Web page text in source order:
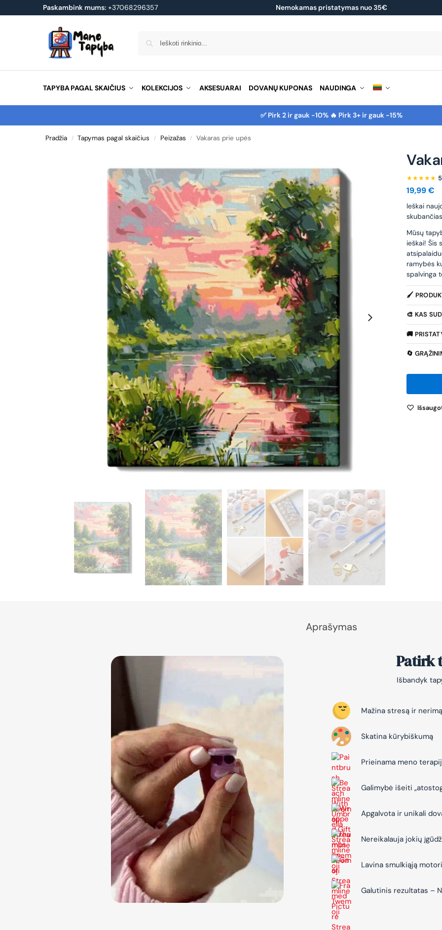
Paskambink mums: +37068296357 Nemokamas pristatymas nuo 35€
TAPYBA PAGAL SKAIČIUS KOLEKCIJOS AKSESUARAI DOVANŲ KUPONAS NAUDINGA
✅ Pirk 2 ir gauk -10% 🔥 Pirk 3+ ir gauk -15%
Pradžia / Tapymas pagal skaičius / Peizažas / Vakaras prie upės
★★★★★
19,99€
leškai
Mūsų
ieškai! Šis
ramybės
spalvinga
🖌️
🎨 KAS
🚚
🔄
Aprašymas
Patirk
Išbandyk
Mažina stresą ir nerimą
Skatina kūrybiškumą
Prieinama meno
Galimybė išeiti
Apgalvota ir unikali
Nereikalauja jokių
Lavina smulkiąją
Galutinis rezultatas –